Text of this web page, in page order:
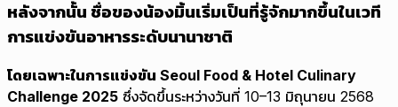
หลังจากนั้น ชื่อของน้องมิ้นเริ่มเป็นที่รู้จักมากขึ้นในเวที
การแข่งขันอาหารระดับนานาชาติ
โดยเฉพาะในการแข่งขัน Seoul Food & Hotel Culinary
Challenge 2025 ซึ่งจัดขึ้นระหว่างวันที่ 10–13 มิถุนายน 2568